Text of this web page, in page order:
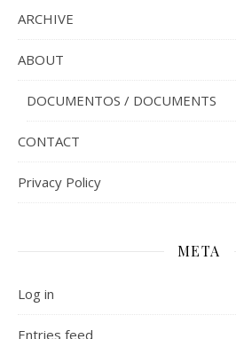
ARCHIVE
ABOUT
DOCUMENTOS / DOCUMENTS
CONTACT
Privacy Policy
META
Log in
Entries feed